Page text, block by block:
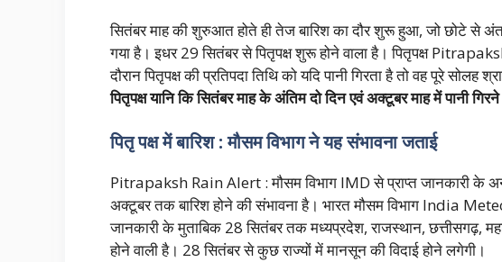
सितंबर माह की शुरुआत होते ही तेज बारिश का दौर शुरू हुआ, जो छोटे से
गया है। इधर 29 सितंबर से पितृपक्ष शुरू होने वाला है। पितृपक्ष
दौरान पितृपक्ष की प्रतिपदा तिथि को यदि पानी गिरता है तो वह पूरे सोलह
पितृपक्ष यानि कि सितंबर माह के अंतिम दो दिन एवं अक्टूबर माह में पानी
पितृ पक्ष में बारिश : मौसम विभाग ने यह संभावना जताई
Pitrapaksh Rain Alert : मौसम विभाग IMD से प्राप्त जानकारी के
अक्टूबर तक बारिश होने की संभावना है। भारत मौसम विभाग India
जानकारी के मुताबिक 28 सितंबर तक मध्यप्रदेश, राजस्थान, छत्तीसगढ़,
होने वाली है। 28 सितंबर से कुछ राज्यों में मानसून की विदाई होने लगेगी।